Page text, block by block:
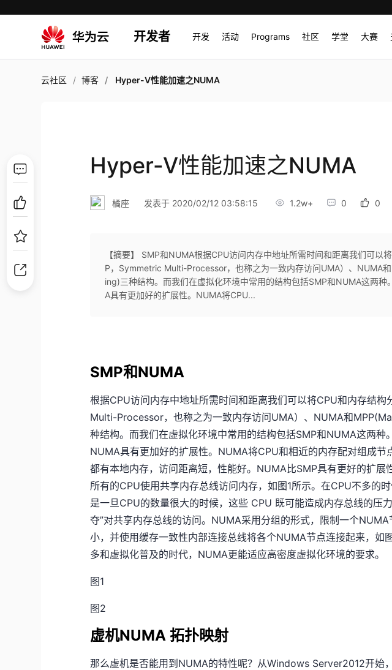
开发者 开发 活动 Programs 社区 学堂 大赛
云社区 博客 Hyper-V性能加速之NUMA
Hyper-V性能加速之NUMA
橘座 发表于 2020/02/12 03:58:15 1.2w+ 0 0
【摘要】 SMP和NUMA根据CPU访问内存中地址所需时间和距离我们可以
P，Symmetric Multi-Processor，也称之为一致内存访问UMA）、NUMA
ing)三种结构。而我们在虚拟化环境中常用的结构包括SMP和NUMA这两种
A具有更加好的扩展性。NUMA将CPU...
SMP和NUMA
根据CPU访问内存中地址所需时间和距离我们可以将CPU和内存结
Multi-Processor，也称之为一致内存访问UMA）、NUMA和
种结构。而我们在虚拟化环境中常用的结构包括SMP和NUMA这两种
NUMA具有更加好的扩展性。NUMA将CPU和相近的内存配对组成节
都有本地内存，访问距离短，性能好。NUMA比SMP具有更好的扩展
所有的CPU使用共享内存总线访问内存，如图1所示。在CPU不多的
是一旦CPU的数量很大的时候，这些 CPU 既可能造成内存总线的压
夺”对共享内存总线的访问。NUMA采用分组的形式，限制一个
小，并使用缓存一致性内部连接总线将各个NUMA节点连接起来，如
多和虚拟化普及的时代，NUMA更能适应高密度虚拟化环境的要求。
图1
图2
虚机NUMA 拓扑映射
那么虚机是否能用到NUMA的特性呢？从Windows Server2012开始